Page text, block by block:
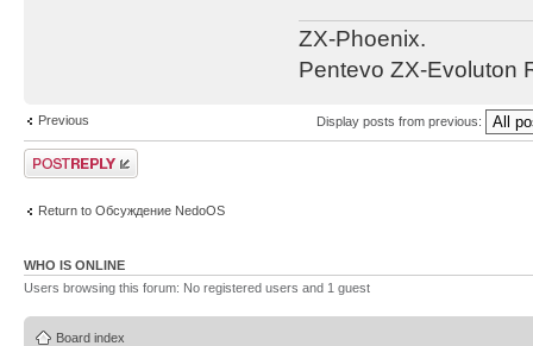
ZX-Phoenix.
Pentevo ZX-Evoluton
Previous Display posts from previous:
Post a reply
Return to Обсуждение NedoOS
WHO IS ONLINE
Users browsing this forum: No registered users and 1 guest
Board index